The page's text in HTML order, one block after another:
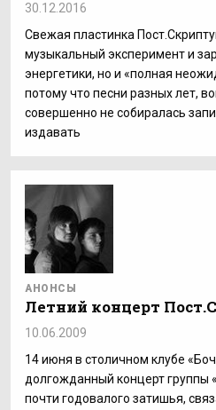
30.12.2016
Свежая пластинка
музыкальный эксперимент и
энергетики, но и «полная
потому что песни разных лет,
совершенно не собиралась
издавать
АНОНСЫ
Летний концерт
10.06.2009
14 июня в столичном клубе
долгожданный концерт
почти годовалого затишья,